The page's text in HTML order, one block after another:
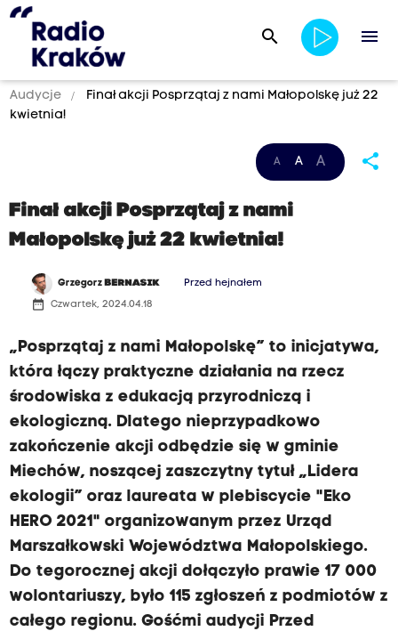
search menu
Audycje
Finał akcji Posprzątaj z nami Małopolskę już 22
kwietnia!
A A A share
Finał akcji Posprzątaj z nami
Małopolskę już 22 kwietnia!
Grzegorz BERNASIK Przed hejnałem
date_range Czwartek, 2024.04.18
„Posprzątaj z nami Małopolskę” to inicjatywa,
która łączy praktyczne działania na rzecz
środowiska z edukacją przyrodniczą i
ekologiczną. Dlatego nieprzypadkowo
zakończenie akcji odbędzie się w gminie
Miechów, noszącej zaszczytny tytuł „Lidera
ekologii” oraz laureata w plebiscycie "Eko
HERO 2021" organizowanym przez Urząd
Marszałkowski Województwa Małopolskiego.
Do tegorocznej akcji dołączyło prawie 17 000
wolontariuszy, było 115 zgłoszeń z podmiotów z
całego regionu. Gośćmi audycji Przed